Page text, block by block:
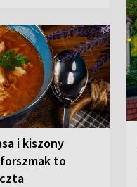
i kiszony
to